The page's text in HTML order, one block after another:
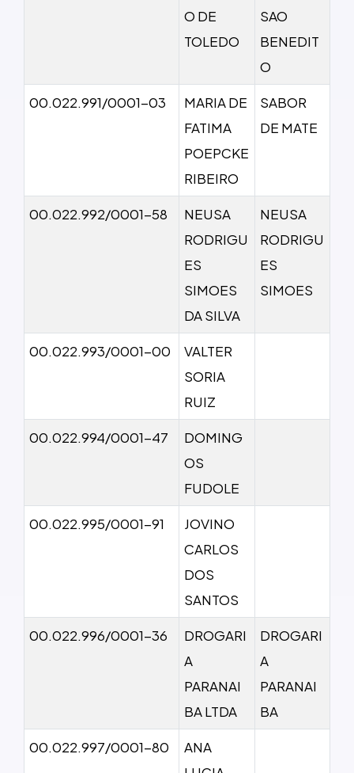
O DE
TOLEDO
SAO
BENEDIT
O
00.022.991/0001-03
MARIA DE
FATIMA
POEPCKE
RIBEIRO
SABOR
DE MATE
00.022.992/0001-58
NEUSA
RODRIGU
ES
SIMOES
DA SILVA
NEUSA
RODRIGU
ES
SIMOES
00.022.993/0001-00
VALTER
SORIA
RUIZ
00.022.994/0001-47
DOMING
OS
FUDOLE
00.022.995/0001-91
JOVINO
CARLOS
DOS
SANTOS
00.022.996/0001-36
DROGARI
A
PARANAI
BA LTDA
DROGARI
A
PARANAI
BA
00.022.997/0001-80
ANA